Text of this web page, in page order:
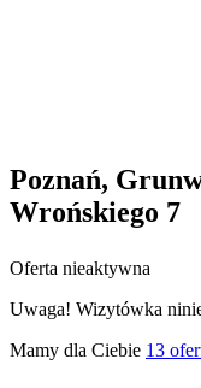
Poznań,
Wrońskiego 7
Oferta nieaktywna
Uwaga! Wizytówka
Mamy dla Ciebie 13